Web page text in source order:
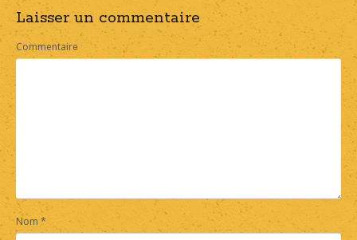
navigation
Laisser un commentaire
Commentaire
Nom *